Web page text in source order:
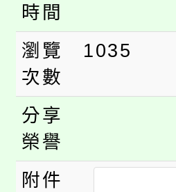
時間
瀏覽
次數
1035
分享
榮譽
附件